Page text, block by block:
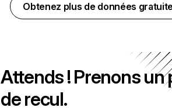
Obtenez plus de données
Attends ! Prenons un
de recul.